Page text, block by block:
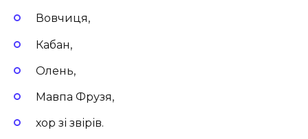
Вовчиця,
Кабан,
Олень,
Мавпа Фрузя,
хор зі звірів.